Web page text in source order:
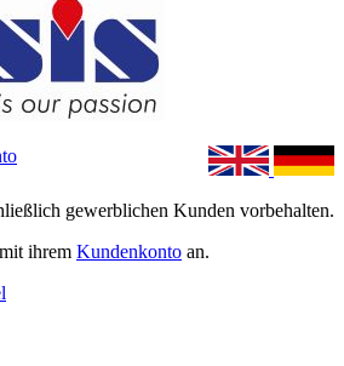
gewerblichen Kunden vorbehalten.
ihrem Kundenkonto an.